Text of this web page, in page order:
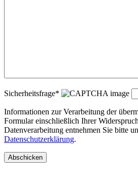
Sicherheitsfrage*
Informationen zur Verarbeitung der
Formular einschließlich Ihrer
Datenverarbeitung entnehmen Sie bitte
Datenschutzerklärung.